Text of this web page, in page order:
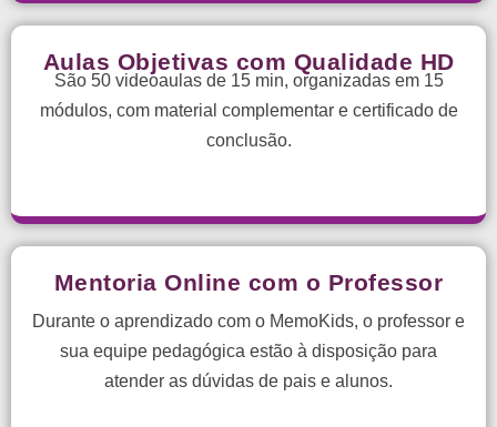
Aulas Objetivas com Qualidade HD
São 50 videoaulas de 15 min, organizadas em 15
módulos, com material complementar e certificado de
conclusão.
Mentoria Online com o Professor
Durante o aprendizado com o MemoKids, o professor e
sua equipe pedagógica estão à disposição para
atender as dúvidas de pais e alunos.